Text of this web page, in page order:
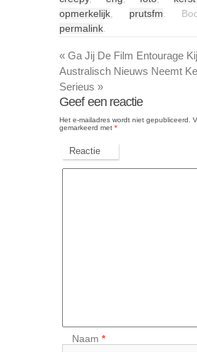
opmerkelijk
prutsfm .
permalink
« Ga Jij De Film Entourage
Australisch Nieuws Neemt
Serieus »
Geef een reactie
Het e-mailadres wordt niet gepubliceerd.
gemarkeerd met *
Reactie
Naam*